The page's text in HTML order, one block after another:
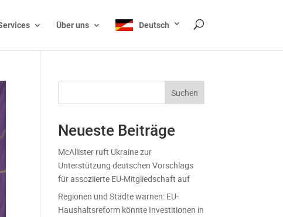
Über uns Deutsch
Suchen
Neueste Beiträge
McAllister ruft Ukraine zur
Unterstützung deutschen Vorschlags
für assoziierte EU-Mitgliedschaft auf
Regionen und Städte warnen: EU-
Haushaltsreform könnte Investitionen in